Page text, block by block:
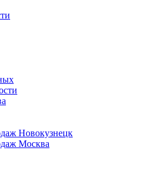
Новокузнецк
Москва